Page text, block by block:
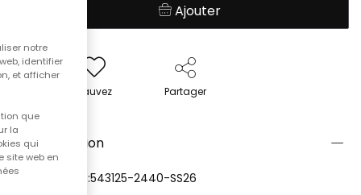
Ajouter
Sauvez Partager
Description
RÉFÉRENCE:543125-2440-SS26
notre
identifier
et afficher
que
la
qui
site web en